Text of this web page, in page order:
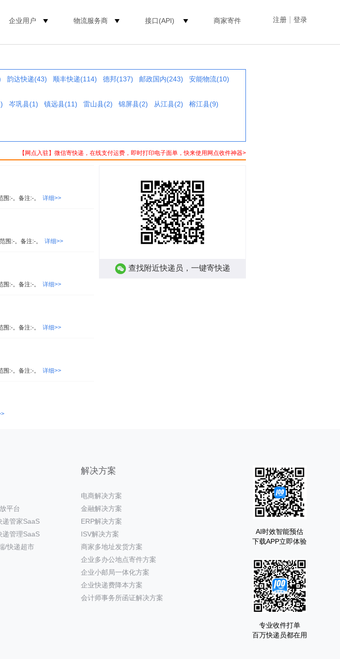
注册 登录
企业用户 物流服务商 接口(API) 商家寄件
韵达快递(43) 顺丰快递(114) 德邦(137) 邮政国内(243)
安能物流(10)
岑巩县(1) 镇远县(11) 雷山县(2) 锦屏县(2) 从江县(2)
榕江县(9)
【网点入驻】微信寄快递，在线支付运费，即时打印电子面单，快来使用网点收件神器>
围:-。备注:-。 详细>>
围:-。备注:-。 详细>>
围:-。备注:-。 详细>>
围:-。备注:-。 详细>>
围:-。备注:-。 详细>>
查找附近快递员，一键寄快递
平台
递管家SaaS
递管理SaaS
/快递超市
解决方案
电商解决方案
金融解决方案
ERP解决方案
ISV解决方案
商家多地址发货方案
企业多办公地点寄件方案
企业小邮局一体化方案
企业快递费降本方案
会计师事务所函证解决方案
AI时效智能预估
下载APP立即体验
专业收件打单
百万快递员都在用